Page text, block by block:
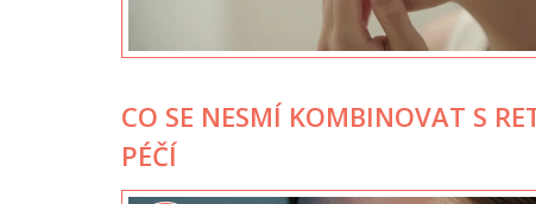
CO SE NESMÍ KOMBINOVAT S
PÉČÍ